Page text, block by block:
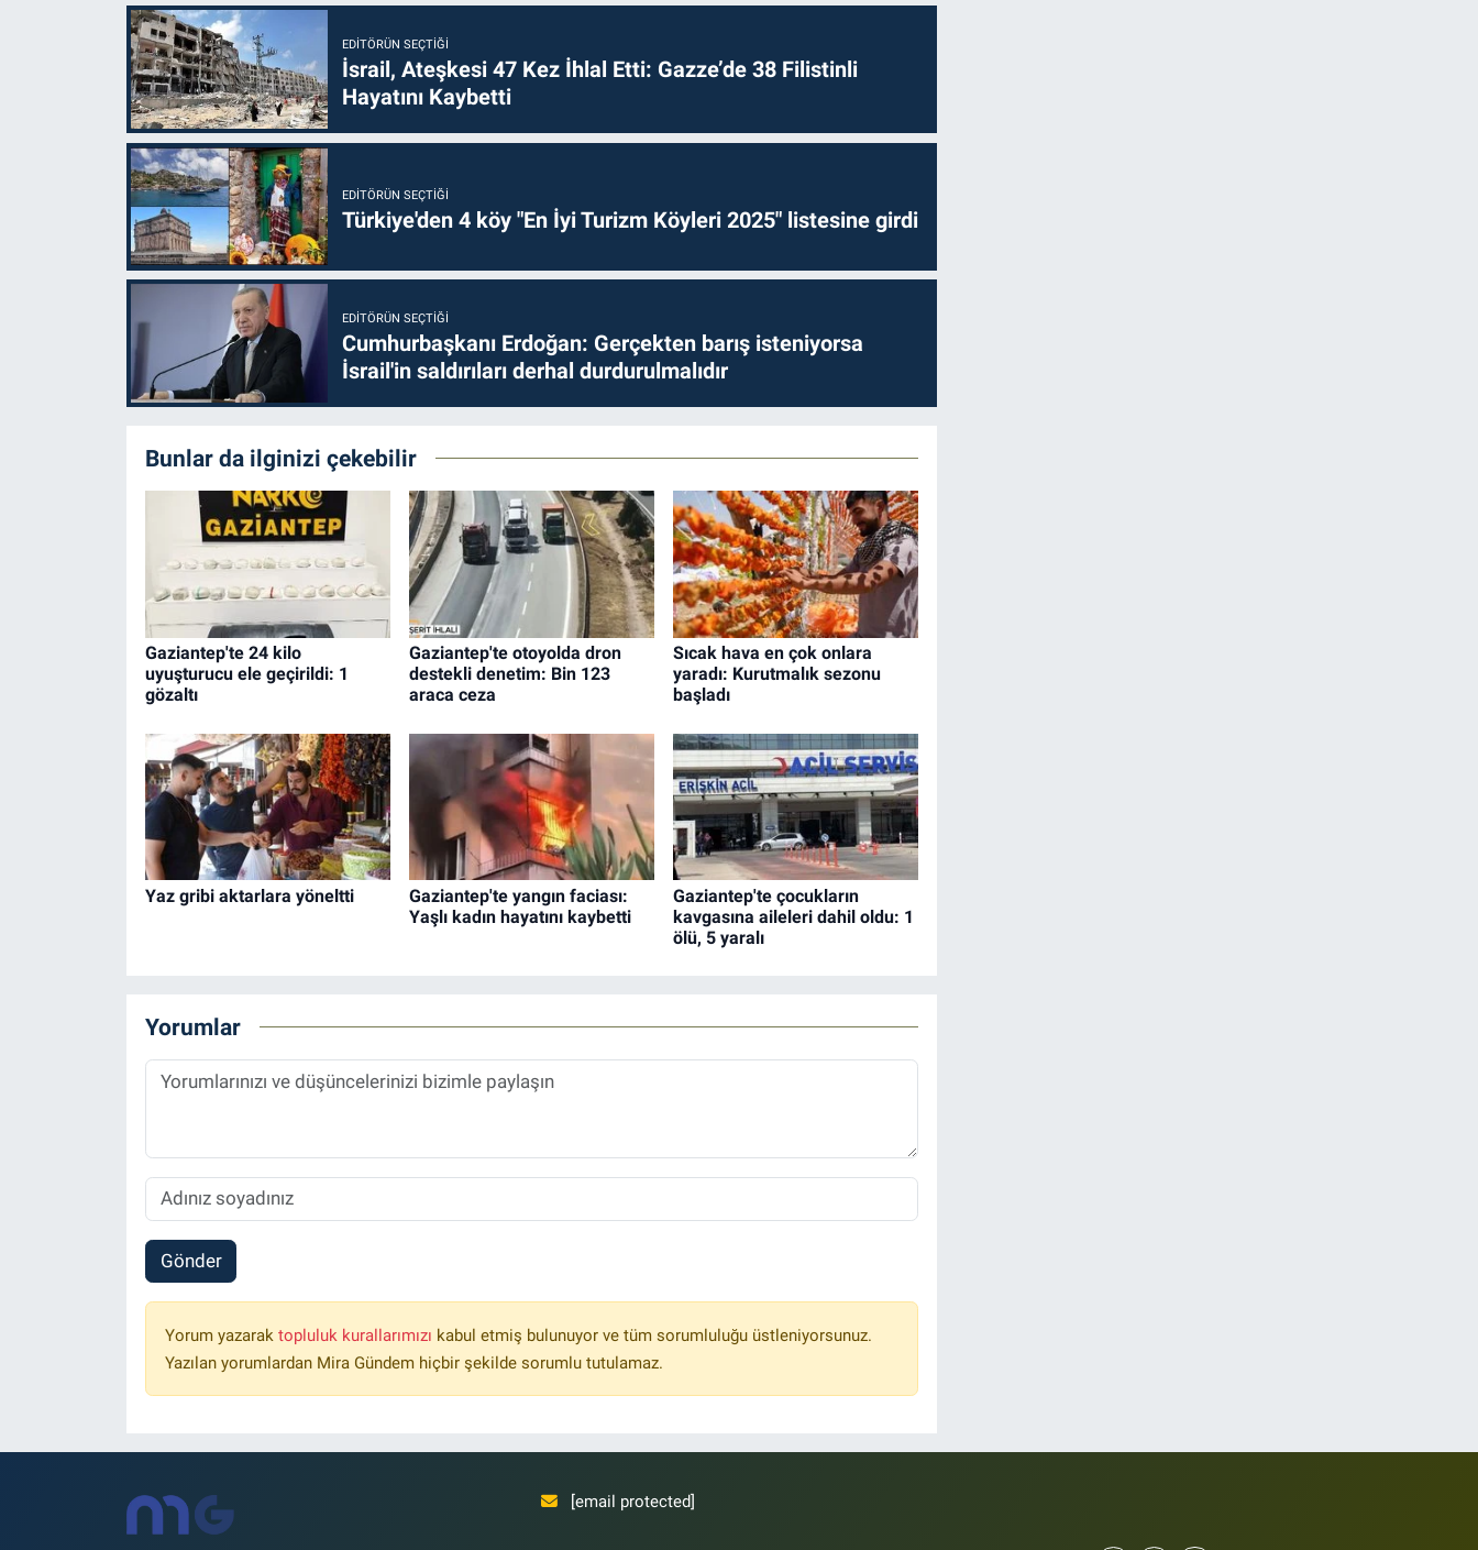
EDITÖRÜN SEÇTIĞI
İsrail, Ateşkesi 47 Kez İhlal Etti: Gazze’de 38 Filistinli
Hayatını Kaybetti
EDITÖRÜN SEÇTIĞI
Türkiye'den 4 köy "En İyi Turizm Köyleri 2025" listesine girdi
EDITÖRÜN SEÇTIĞI
Cumhurbaşkanı Erdoğan: Gerçekten barış isteniyorsa
İsrail'in saldırıları derhal durdurulmalıdır
Bunlar da ilginizi çekebilir
Gaziantep'te 24 kilo
uyuşturucu ele geçirildi: 1
gözaltı
Gaziantep'te otoyolda dron
destekli denetim: Bin 123
araca ceza
Sıcak hava en çok onlara
yaradı: Kurutmalık sezonu
başladı
Yaz gribi aktarlara yöneltti
Gaziantep'te yangın faciası:
Yaşlı kadın hayatını kaybetti
Gaziantep'te çocukların
kavgasına aileleri dahil oldu: 1
ölü, 5 yaralı
Yorumlar
Gönder
Yorum yazarak topluluk kurallarımızı kabul etmiş bulunuyor ve tüm sorumluluğu üstleniyorsunuz.
Yazılan yorumlardan Mira Gündem hiçbir şekilde sorumlu tutulamaz.
[email protected]